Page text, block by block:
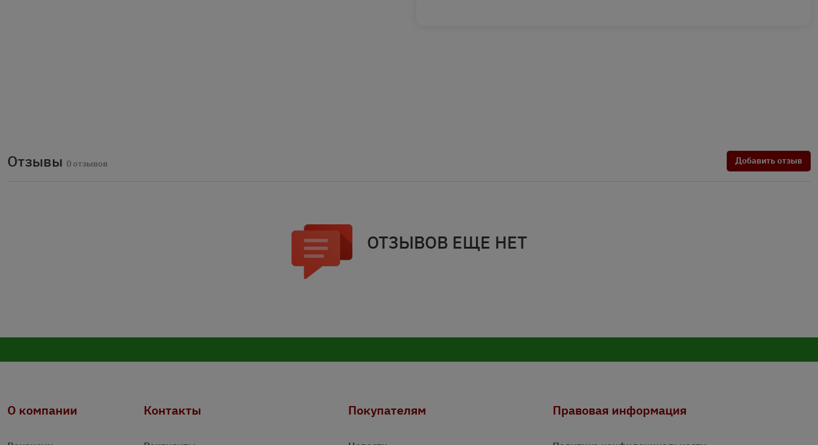
Отзывы 0 отзывов Добавить отзыв
ОТЗЫВОВ ЕЩЕ НЕТ
О компании Контакты Покупателям Правовая информация